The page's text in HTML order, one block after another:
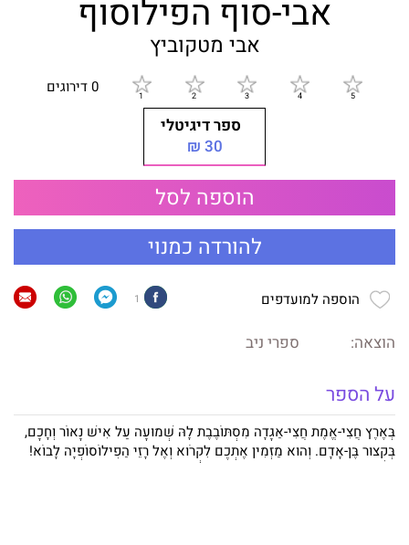
אבי-סוף הפילוסוף
אבי מטקוביץ
0 דירוגים
ספר דיגיטלי
30 ₪
הוספה לסל
להורדה כמנוי
הוספה למועדפים 1
הוצאה: ספרי ניב
על הספר
בְּאֶרֶץ חֲצִי-אֱמֶת חֲצִי-אַגָּדָה מִסְתּוֹבֶבֶת לָהּ שְׁמוּעָה עַל אִישׁ נָאוֹר וְחָכָם,
בְּקִצּוּר בֶּן-אָדָם. וְהוּא מַזְמִין אֶתְכֶם לִקְרֹוא וְאֶל רָזֵי הַפִילוֹסוֹפְיָה לָבוֹא!